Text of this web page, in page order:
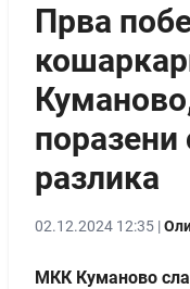
Прва
поразени
разлика
02.12.2024 12:35 |
МКК Куманово